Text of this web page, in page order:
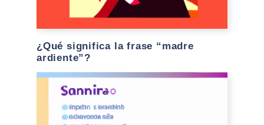
¿Qué significa la frase “madre
ardiente”?